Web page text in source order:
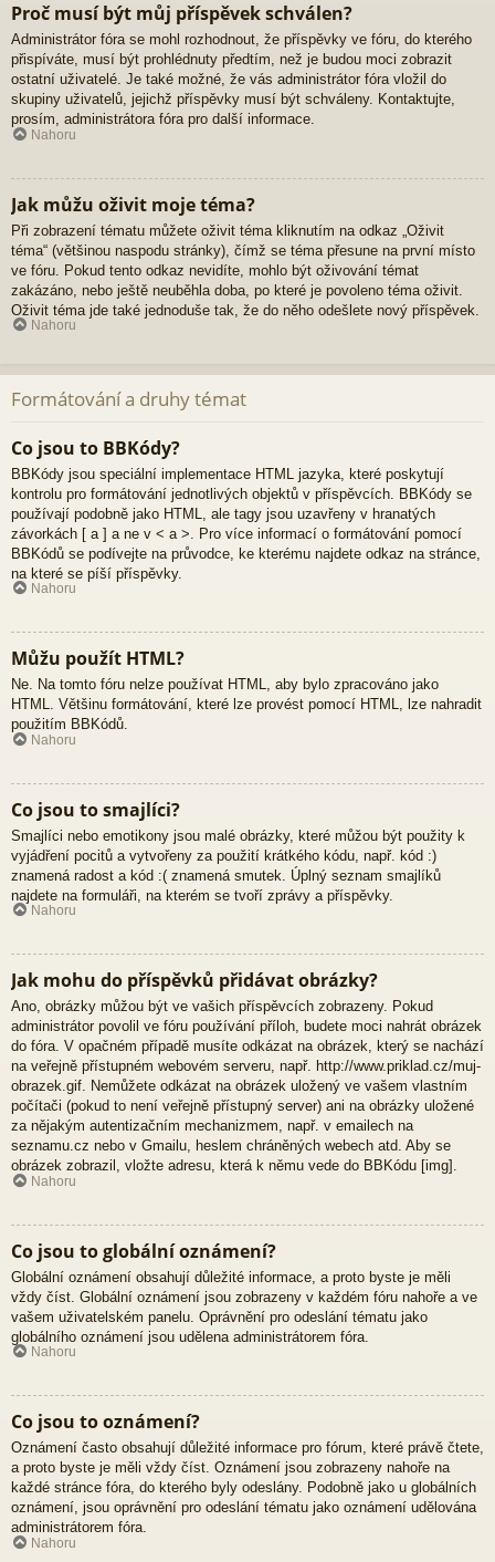
Proč musí být můj příspěvek schválen?
Administrátor fóra se mohl rozhodnout, že příspěvky ve fóru, do kterého
přispíváte, musí být prohlédnuty předtím, než je budou moci zobrazit
ostatní uživatelé. Je také možné, že vás administrátor fóra vložil do
skupiny uživatelů, jejichž příspěvky musí být schváleny. Kontaktujte,
prosím, administrátora fóra pro další informace.
Nahoru
Jak můžu oživit moje téma?
Při zobrazení tématu můžete oživit téma kliknutím na odkaz „Oživit
téma“ (většinou naspodu stránky), čímž se téma přesune na první místo
ve fóru. Pokud tento odkaz nevidíte, mohlo být oživování témat
zakázáno, nebo ještě neuběhla doba, po které je povoleno téma oživit.
Oživit téma jde také jednoduše tak, že do něho odešlete nový příspěvek.
Nahoru
Formátování a druhy témat
Co jsou to BBKódy?
BBKódy jsou speciální implementace HTML jazyka, které poskytují
kontrolu pro formátování jednotlivých objektů v příspěvcích. BBKódy se
používají podobně jako HTML, ale tagy jsou uzavřeny v hranatých
závorkách [ a ] a ne v < a >. Pro více informací o formátování pomocí
BBKódů se podívejte na průvodce, ke kterému najdete odkaz na stránce,
na které se píší příspěvky.
Nahoru
Můžu použít HTML?
Ne. Na tomto fóru nelze používat HTML, aby bylo zpracováno jako
HTML. Většinu formátování, které lze provést pomocí HTML, lze nahradit
použitím BBKódů.
Nahoru
Co jsou to smajlíci?
Smajlíci nebo emotikony jsou malé obrázky, které můžou být použity k
vyjádření pocitů a vytvořeny za použití krátkého kódu, např. kód :)
znamená radost a kód :( znamená smutek. Úplný seznam smajlíků
najdete na formuláři, na kterém se tvoří zprávy a příspěvky.
Nahoru
Jak mohu do příspěvků přidávat obrázky?
Ano, obrázky můžou být ve vašich příspěvcích zobrazeny. Pokud
administrátor povolil ve fóru používání příloh, budete moci nahrát obrázek
do fóra. V opačném případě musíte odkázat na obrázek, který se nachází
na veřejně přístupném webovém serveru, např. http://www.priklad.cz/muj-
obrazek.gif. Nemůžete odkázat na obrázek uložený ve vašem vlastním
počítači (pokud to není veřejně přístupný server) ani na obrázky uložené
za nějakým autentizačním mechanizmem, např. v emailech na
seznamu.cz nebo v Gmailu, heslem chráněných webech atd. Aby se
obrázek zobrazil, vložte adresu, která k němu vede do BBKódu [img].
Nahoru
Co jsou to globální oznámení?
Globální oznámení obsahují důležité informace, a proto byste je měli
vždy číst. Globální oznámení jsou zobrazeny v každém fóru nahoře a ve
vašem uživatelském panelu. Oprávnění pro odeslání tématu jako
globálního oznámení jsou udělena administrátorem fóra.
Nahoru
Co jsou to oznámení?
Oznámení často obsahují důležité informace pro fórum, které právě čtete,
a proto byste je měli vždy číst. Oznámení jsou zobrazeny nahoře na
každé stránce fóra, do kterého byly odeslány. Podobně jako u globálních
oznámení, jsou oprávnění pro odeslání tématu jako oznámení udělována
administrátorem fóra.
Nahoru